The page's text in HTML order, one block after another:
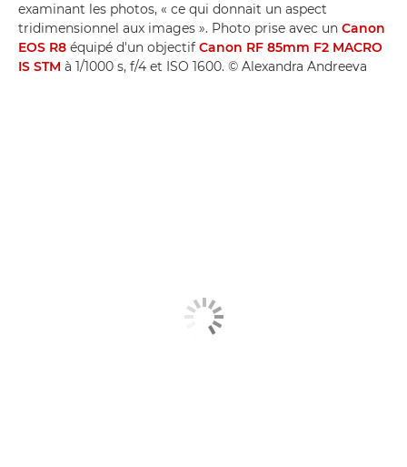
examinant les photos, « ce qui donnait un aspect
tridimensionnel aux images ». Photo prise avec un Canon
EOS R8 équipé d'un objectif Canon RF 85mm F2 MACRO
IS STM à 1/1000 s, f/4 et ISO 1600. © Alexandra Andreeva